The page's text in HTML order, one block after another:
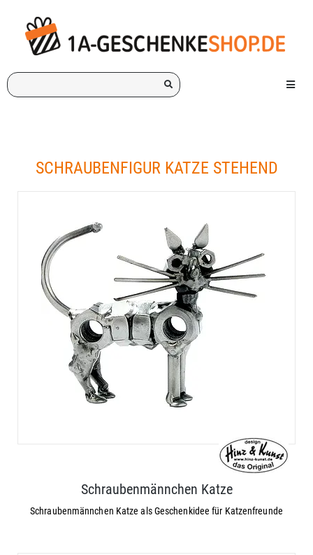
Ich
suche
Menü
SCHRAUBENFIGUR KATZE STEHEND
Schraubenmännchen Katze
Schraubenmännchen Katze als Geschenkidee für Katzenfreunde